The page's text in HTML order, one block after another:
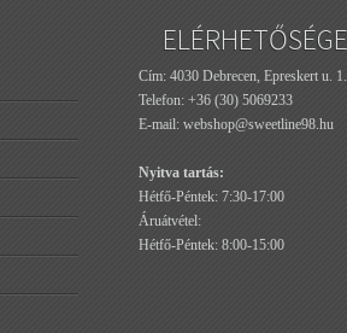
Cím: 4030 Debrecen, Epreskert u. 1.
Telefon: +36 (30) 5069233
E-mail: webshop@sweetline98.hu
Nyitva tartás:
Hétfő-Péntek: 7:30-17:00
Áruátvétel:
Hétfő-Péntek: 8:00-15:00